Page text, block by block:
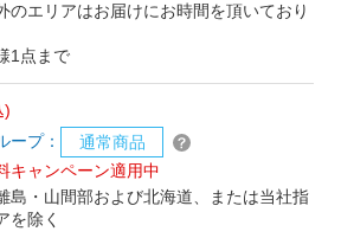
のエリアはお届けにお時間を頂いており
1点まで
)
ープ：
通常商品
キャンペーン適用中
島・山間部および北海道、または当社指
を除く